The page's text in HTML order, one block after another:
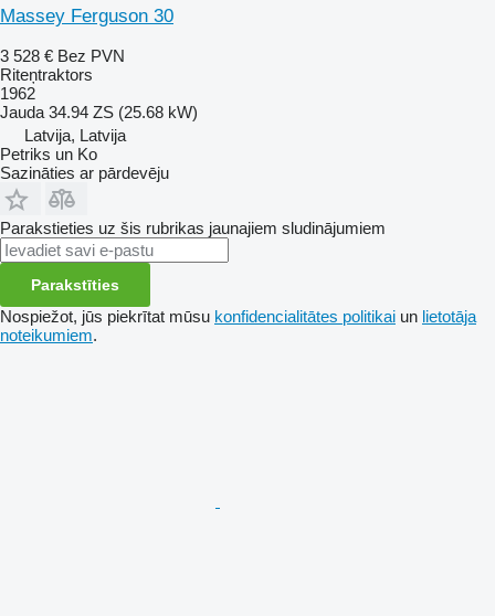
Massey Ferguson 30
3 528 € Bez PVN
Riteņtraktors
1962
Jauda 34.94 ZS (25.68 kW)
Latvija, Latvija
Petriks un Ko
Sazināties ar pārdevēju
Parakstieties uz šis rubrikas jaunajiem sludinājumiem
Parakstīties
Nospiežot, jūs piekrītat mūsu konfidencialitātes politikai un lietotāja
noteikumiem.